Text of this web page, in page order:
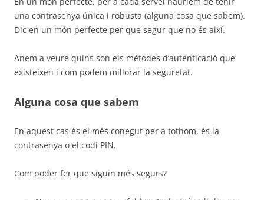
una contrasenya única i robusta (alguna cosa que sabem).
Dic en un món perfecte per que segur que no és així.
Anem a veure quins son els mètodes d’autenticació que
existeixen i com podem millorar la seguretat.
Alguna cosa que sabem
En aquest cas és el més conegut per a tothom, és la
contrasenya o el codi PIN.
Com poder fer que siguin més segurs?